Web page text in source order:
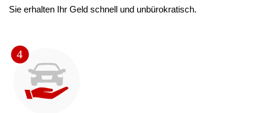
Sie erhalten Ihr Geld schnell und unbürokratisch.